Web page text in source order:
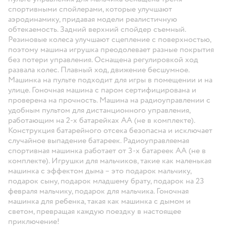
спортивными спойлерами, которые улучшают
аэродинамику, придавая модели реалистичную
обтекаемость. Задний верхний спойдер съемный.
Резиновые колеса улучшают сцепление с поверхностью,
поэтому машина игрушка преодолевает разные покрытия
без потери управления. Оснащена регулировкой ход
развала колес. Плавный ход, движение бесшумное.
Машинка на пульте подходит для игры в помещении и на
улице. Гоночная машина с паром сертифицирована и
проверена на прочность. Машина на радиоуправлении с
удобным пультом для дистанционного управления,
работающим на 2-х батарейках AA (не в комплекте).
Конструкция батарейного отсека безопасна и исключает
случайное выпадение батареек. Радиоуправляемая
спортивная машинка работает от 3-х батареек АА (не в
комплекте). Игрушки для мальчиков, такие как маленькая
машинка с эффектом дыма – это подарок мальчику,
подарок сыну, подарок младшему брату, подарок на 23
февраля мальчику, подарок для мальчика. Гоночная
машинка для ребенка, такая как машинка с дымом и
светом, превращая каждую поездку в настоящее
приключение!